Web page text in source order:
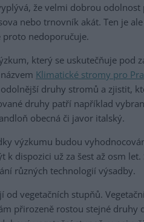
že velmi dobrou
nebo trnovník akát. Ten je
proto nedoporučuje.
který se uskutečňuje pod
Klimatické stromy pro
druhy stromů a zjistit,
druhy patří například
obecná či javor italský.
výzkumu budou
dispozici už za šest až osm let.
různých technologií výsadby.
vegetačních stupňů.
přirozeně rostou stejné druhy